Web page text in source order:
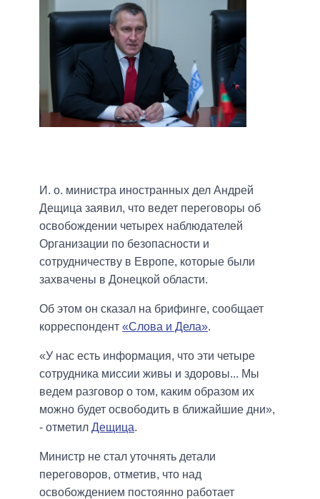
И. о. министра иностранных дел Андрей
Дещица заявил, что ведет переговоры об
освобождении четырех наблюдателей
Организации по безопасности и
сотрудничеству в Европе, которые были
захвачены в Донецкой области.
Об этом он сказал на брифинге, сообщает
корреспондент «Слова и Дела».
«У нас есть информация, что эти четыре
сотрудника миссии живы и здоровы... Мы
ведем разговор о том, каким образом их
можно будет освободить в ближайшие дни»,
- отметил Дещица.
Министр не стал уточнять детали
переговоров, отметив, что над
освобождением постоянно работает